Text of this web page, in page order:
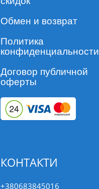
Обмен и возврат
Политика
конфиденциальности
Договор публичной
оферты
КОНТАКТИ
+380683845016